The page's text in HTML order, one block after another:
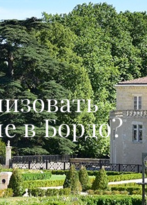
в Бордо?